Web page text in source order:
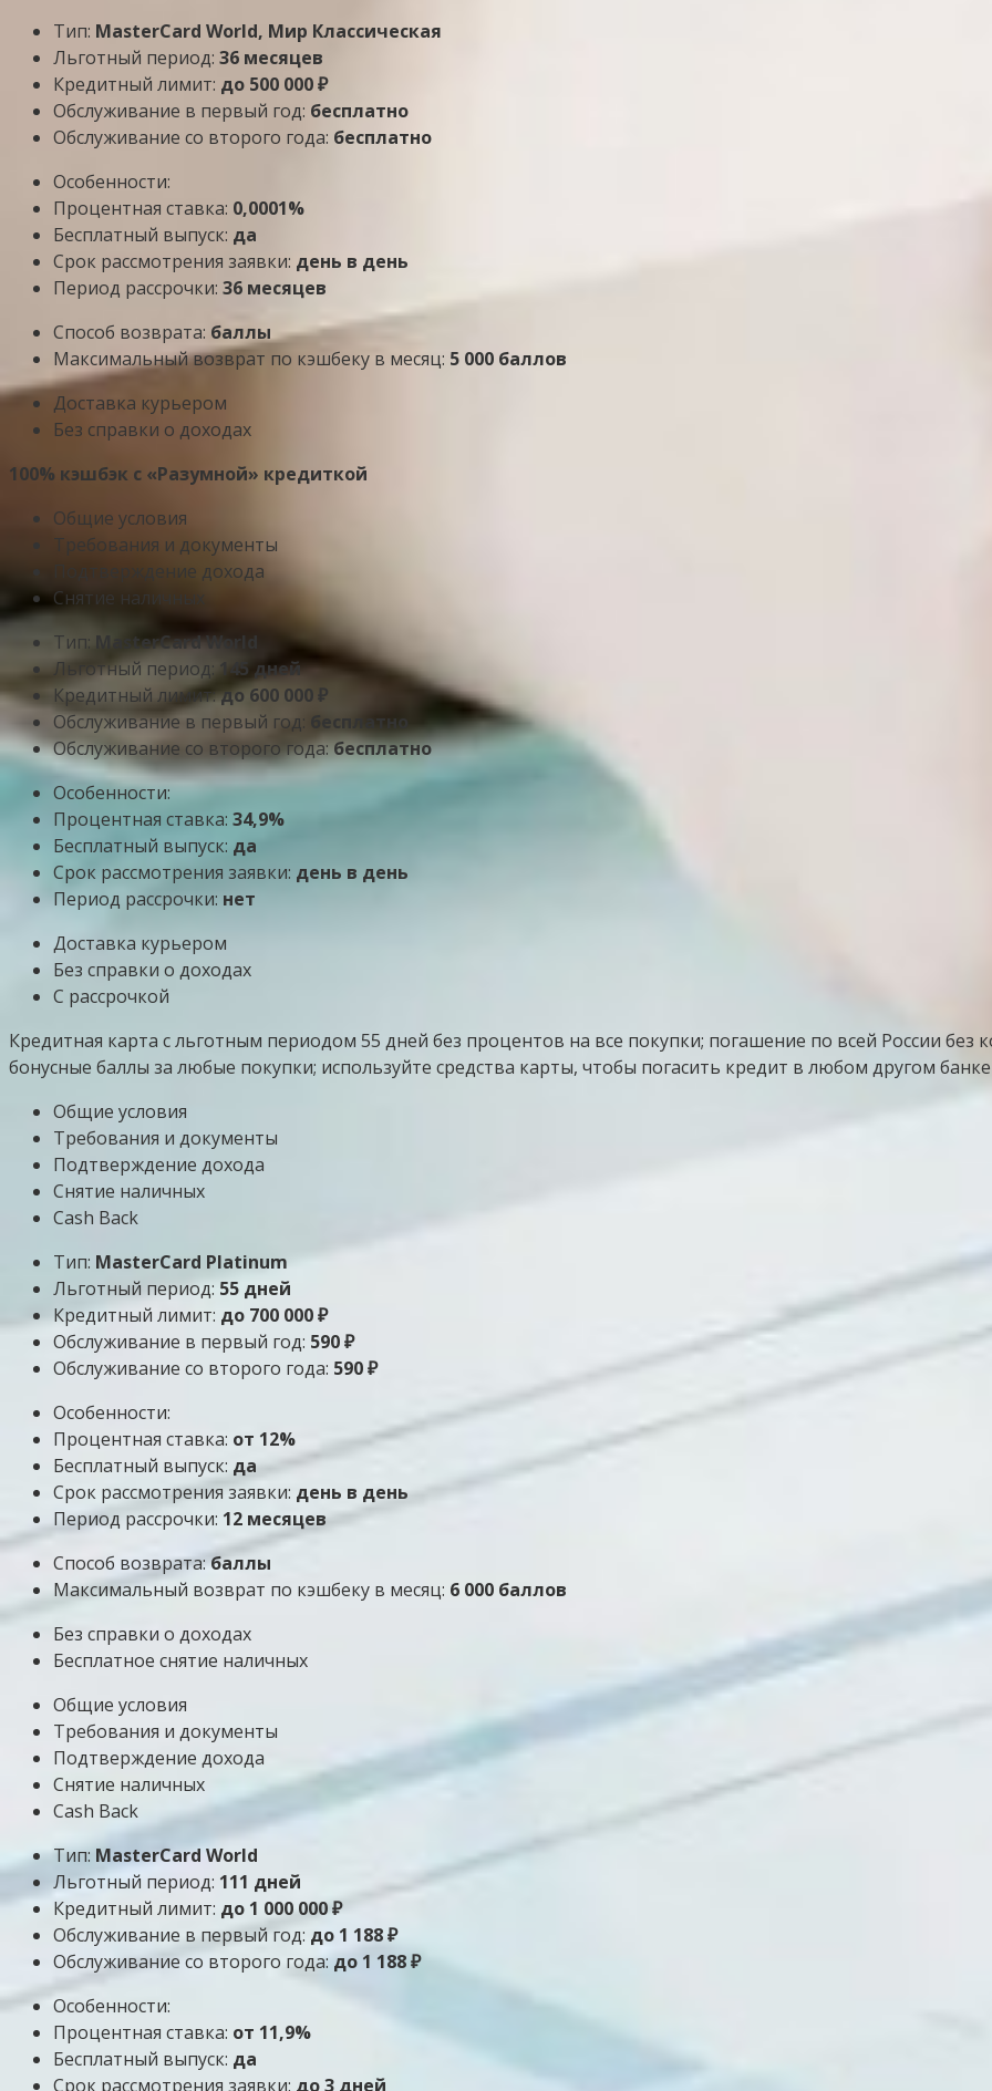
Тип: MasterСard World, Мир Классическая
Льготный период: 36 месяцев
Кредитный лимит: до 500 000₽
Обслуживание в первый год: бесплатно
Обслуживание со второго года: бесплатно
Особенности:
Процентная ставка: 0,0001%
Бесплатный выпуск: да
Срок рассмотрения заявки: день в день
Период рассрочки: 36 месяцев
Способ возврата: баллы
Максимальный возврат по кэшбеку в месяц: 5 000 баллов
Доставка курьером
Без справки о доходах
100% кэшбэк с «Разумной» кредиткой
Общие условия
Требования и документы
Подтверждение дохода
Снятие наличных
Тип: MasterСard World
Льготный период:
145 дней
Кредитный лимит:до 600 000₽
Обслуживание в первый год: бесплатно
Обслуживание со второго года:бесплатно
Особенности:
Процентная ставка: 34,9%
Бесплатный выпуск: да
Срок рассмотрения заявки: день в день
Период рассрочки: нет
Доставка курьером
Без справки о доходах
С рассрочкой
Кредитная карта с льготным периодом 55 дней без процентов на все покупки; погашение по всей России без
бонусные баллы за любые покупки; используйте средства карты, чтобы погасить кредит в любом другом
Общие условия
Требования и документы
Подтверждение дохода
Снятие наличных
Cash Back
Тип: MasterСard Platinum
Льготный период: 55 дней
Кредитный лимит: до 700 000₽
Обслуживание в первый год: 590 ₽
Обслуживание со второго года: 590 ₽
Особенности:
Процентная ставка: от 12%
Бесплатный выпуск: да
Срок рассмотрения заявки: день в день
Период рассрочки: 12 месяцев
Способ возврата:баллы
Максимальный возврат по кэшбеку в месяц: 6 000 баллов
Без справки о доходах
Бесплатное снятие наличных
Общие условия
Требования и документы
Подтверждение дохода
Снятие наличных
Cash Back
Тип: MasterСard World
Льготный период: 111 дней
Кредитный лимит: до 1 000 000₽
Обслуживание в первый год: до 1 188 ₽
Обслуживание со второго года: до 1 188 ₽
Особенности:
Процентная ставка: от 11,9%
Бесплатный выпуск: да
Срок рассмотрения заявки: до 3 дней